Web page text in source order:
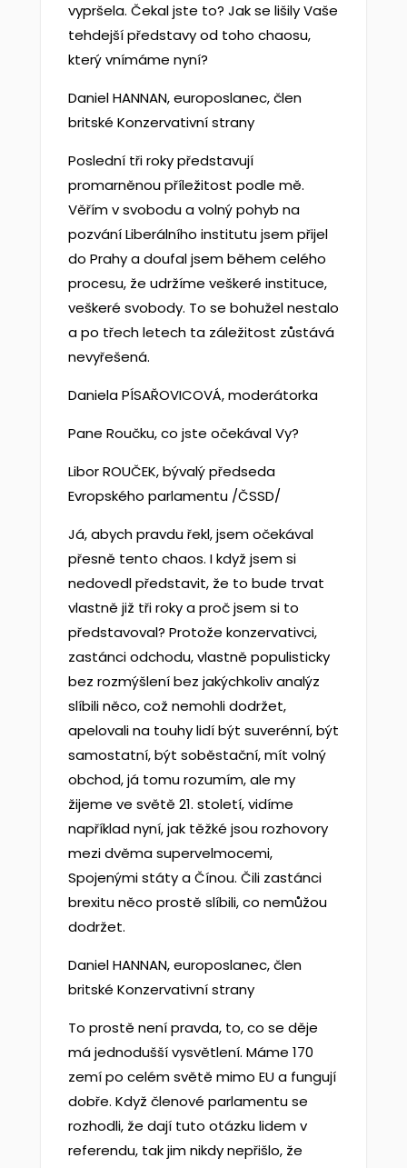
vypršela. Čekal jste to? Jak se lišily Vaše
tehdejší představy od toho chaosu,
který vnímáme nyní?
Daniel HANNAN, europoslanec, člen
britské Konzervativní strany
Poslední tři roky představují
promarněnou příležitost podle mě.
Věřím v svobodu a volný pohyb na
pozvání Liberálního institutu jsem přijel
do Prahy a doufal jsem během celého
procesu, že udržíme veškeré instituce,
veškeré svobody. To se bohužel nestalo
a po třech letech ta záležitost zůstává
nevyřešená.
Daniela PÍSAŘOVICOVÁ, moderátorka
Pane Roučku, co jste očekával Vy?
Libor ROUČEK, bývalý předseda
Evropského parlamentu /ČSSD/
Já, abych pravdu řekl, jsem očekával
přesně tento chaos. I když jsem si
nedovedl představit, že to bude trvat
vlastně již tři roky a proč jsem si to
představoval? Protože konzervativci,
zastánci odchodu, vlastně populisticky
bez rozmýšlení bez jakýchkoliv analýz
slíbili něco, což nemohli dodržet,
apelovali na touhy lidí být suverénní, být
samostatní, být soběstační, mít volný
obchod, já tomu rozumím, ale my
žijeme ve světě 21. století, vidíme
například nyní, jak těžké jsou rozhovory
mezi dvěma supervelmocemi,
Spojenými státy a Čínou. Čili zastánci
brexitu něco prostě slíbili, co nemůžou
dodržet.
Daniel HANNAN, europoslanec, člen
britské Konzervativní strany
To prostě není pravda, to, co se děje
má jednodušší vysvětlení. Máme 170
zemí po celém světě mimo EU a fungují
dobře. Když členové parlamentu se
rozhodli, že dají tuto otázku lidem v
referendu, tak jim nikdy nepřišlo, že